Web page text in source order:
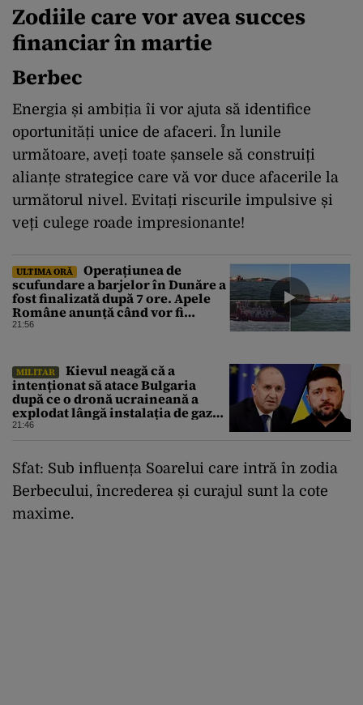
Zodiile care vor avea succes
financiar în martie
Berbec
Energia și ambiția îi vor ajuta să identifice
oportunități unice de afaceri. În lunile
următoare, aveți toate șansele să construiți
alianțe strategice care vă vor duce afacerile la
următorul nivel. Evitați riscurile impulsive și
veți culege roade impresionante!
ULTIMA ORĂ
Operațiunea de
scufundare a barjelor în Dunăre a
fost finalizată după 7 ore. Apele
Române anunță când vor fi
simțite efectele
21:56
MILITAR
Kievul neagă că a
intenționat să atace Bulgaria
după ce o dronă ucraineană a
explodat lângă instalația de gaz
de la granița României
21:46
Sfat: Sub influența Soarelui care intră în zodia
Berbecului, încrederea și curajul sunt la cote
maxime.